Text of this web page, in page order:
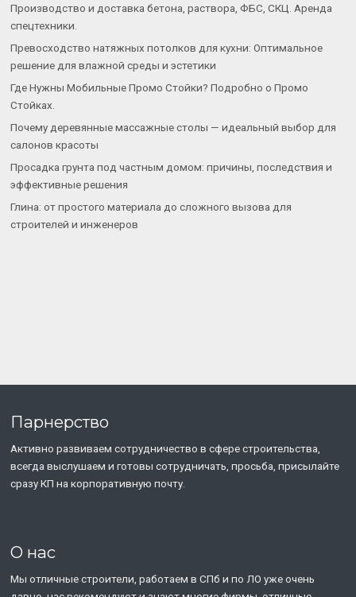
Производство и доставка бетона, раствора, ФБС, СКЦ. Аренда
спецтехники.
Превосходство натяжных потолков для кухни: Оптимальное
решение для влажной среды и эстетики
Где Нужны Мобильные Промо Стойки? Подробно о Промо
Стойках.
Почему деревянные массажные столы — идеальный выбор для
салонов красоты
Просадка грунта под частным домом: причины, последствия и
эффективные решения
Глина: от простого материала до сложного вызова для
строителей и инженеров
Парнерство
Активно развиваем сотрудничество в сфере строительства,
всегда выслушаем и готовы сотрудничать, просьба, присылайте
сразу КП на корпоративную почту.
О нас
Мы отличные строители, работаем в СПб и по ЛО уже очень